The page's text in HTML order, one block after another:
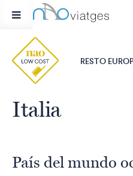
RESTO
Italia
País del mundo